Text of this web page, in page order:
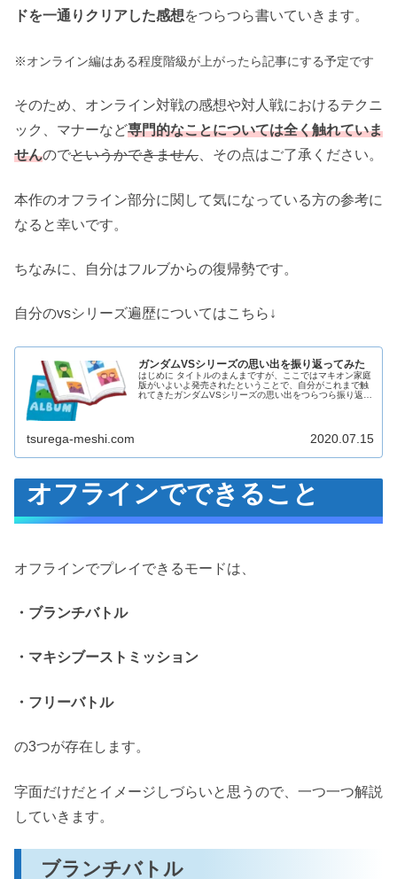
フリーバトル
良かった点
ようやく家庭用が出てくれたという嬉しさ
豊富なプレイアブル機体
アスランはおもちゃじゃないんだぞ！
フリーバトルで再戦が不可能に
一撃必殺の存在
ps3基準のグラフィック
おわりに
ドを一通りクリアした感想をつらつら書いていきます。
※オンライン編はある程度階級が上がったら記事にする予定です
そのため、オンライン対戦の感想や対人戦におけるテクニ
ック、マナーなど専門的なことについては全く触れていま
せんのでというかできません 、その点はご了承ください。
本作のオフライン部分に関して気になっている方の参考に
なると幸いです。
ちなみに、自分はフルブからの復帰勢です。
自分のvsシリーズ遍歴についてはこちら↓
ガンダムVSシリーズの思い出を振り返ってみた
はじめに タイトルのまんまですが、ここではマキオン家庭
版がいよいよ発売されたということで、自分がこれまで触
れてきたガンダムVSシリーズの思い出をつらつら振り返っ
tsurega-meshi.com 2020.07.15
オフラインでできること
オフラインでプレイできるモードは、
・ブランチバトル
・マキシブーストミッション
・フリーバトル
の3つが存在します。
字面だけだとイメージしづらいと思うので、一つ一つ解説
していきます。
ブランチバトル